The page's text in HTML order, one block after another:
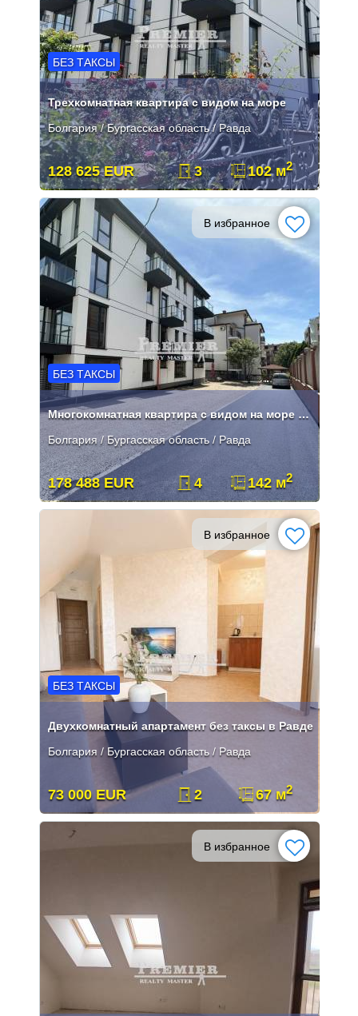
БЕЗ ТАКСЫ
Трехкомнатная квартира с видом на море
Болгария / Бургасская область / Равда
128 625 EUR 3 102 м2
В избранное
БЕЗ ТАКСЫ
Многокомнатная квартира с видом на море без КОМИССИИ
Болгария / Бургасская область / Равда
178 488 EUR 4 142 м2
В избранное
БЕЗ ТАКСЫ
Двухкомнатный апартамент без таксы в Равде
Болгария / Бургасская область / Равда
73 000 EUR 2 67 м2
В избранное